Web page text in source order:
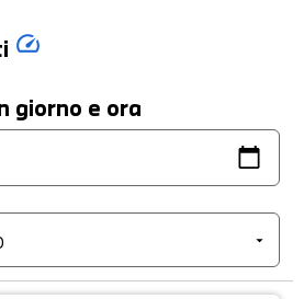
speed
giorno e ora